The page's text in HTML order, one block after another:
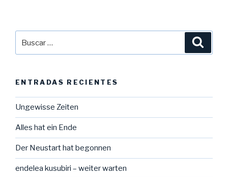
ENTRADAS RECIENTES
Ungewisse Zeiten
Alles hat ein Ende
Der Neustart hat begonnen
endelea kusubiri – weiter warten